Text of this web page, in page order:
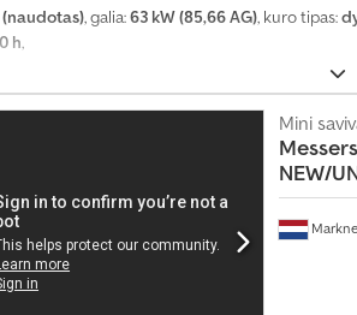
, galia:63 kW (85,66 AG), kuro tipas:
h,
Mini
NEW/
i
u
n
e
i
1
4